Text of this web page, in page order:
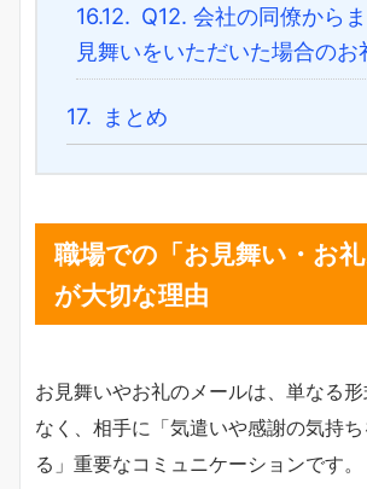
16.12. Q12. 会社の同僚から
見舞いをいただいた場合のお
17. まとめ
職場での「お見舞い・お礼
が大切な理由
お見舞いやお礼のメールは、単なる
なく、相手に「気遣いや感謝の気持ち
る」重要なコミュニケーションです。